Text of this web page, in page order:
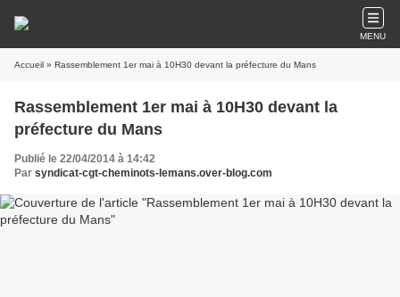
MENU
Accueil » Rassemblement 1er mai à 10H30 devant la préfecture du Mans
Rassemblement 1er mai à 10H30 devant la
préfecture du Mans
Publié le 22/04/2014 à 14:42
Par syndicat-cgt-cheminots-lemans.over-blog.com